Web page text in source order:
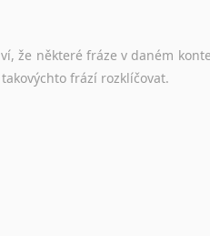
ví, že některé fráze v daném
takovýchto frází rozklíčovat.